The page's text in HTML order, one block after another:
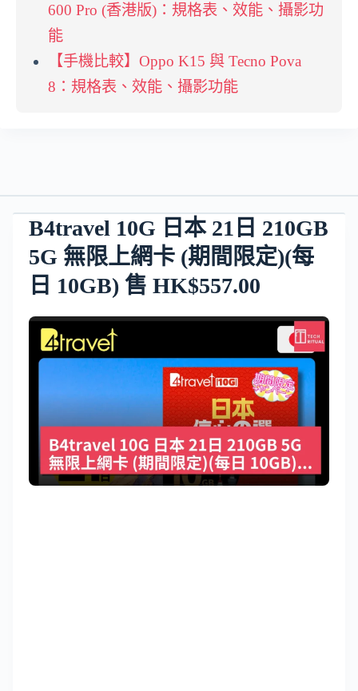
600 Pro (香港版)：規格表、效能、攝影功
能
【手機比較】Oppo K15 與 Tecno Pova
8：規格表、效能、攝影功能
B4travel 10G 日本 21日 210GB
5G 無限上網卡 (期間限定)(每
日 10GB) 售 HK$557.00